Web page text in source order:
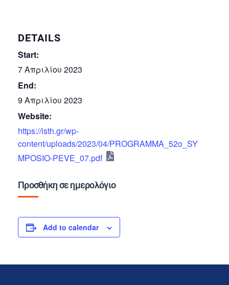
DETAILS
Start:
7 Απριλίου 2023
End:
9 Απριλίου 2023
Website:
https://isth.gr/wp-
content/uploads/2023/04/PROGRAMMA_52o_SY
MPOSIO-PEVE_07.pdf
Προσθήκη σε ημερολόγιο
Add to calendar